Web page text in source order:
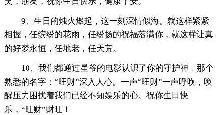
9、生日的烛火燃起，这一刻深情似海。就这样紧紧
相握，任缤纷的花雨，任纷扬的祝福落满你，就这样让真
的好梦永恒，任地老，任天荒。
10、我们都通过星爷的电影认识了你的守护神，那个
熟悉的名字：“旺财”深入人心。一声“旺财”一声呼唤，唤
醒压力困扰着我们已经不知娱乐的心。祝你生日快
乐，“旺财”财旺！